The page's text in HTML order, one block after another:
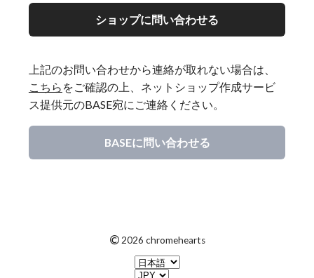
ショップに問い合わせる
上記のお問い合わせから連絡が取れない場合は、
こちら をご確認の上、ネットショップ作成サービ
ス提供元のBASE宛にご連絡ください。
BASEに問い合わせる
© 2026 chromehearts